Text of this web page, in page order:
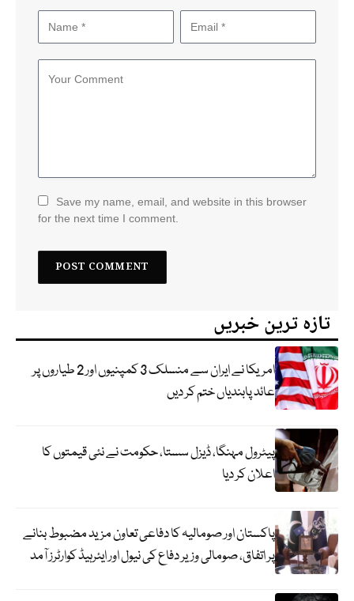
Save my name, email, and website in this browser
for the next time I comment.
تازہ ترین خبریں
امریکا نے ایران سے منسلک 3 کمپنیوں اور 2 طیاروں پر
عائد پابندیاں ختم کر دیں
پیٹرول مہنگا، ڈیزل سستا، حکومت نے نئی قیمتوں کا
اعلان کر دیا
پاکستان اور صومالیہ کا دفاعی تعاون مزید مضبوط بنانے
پر اتفاق، صومالی وزیر دفاع کی نیول اور ایئرہیڈ کوارٹرز آمد